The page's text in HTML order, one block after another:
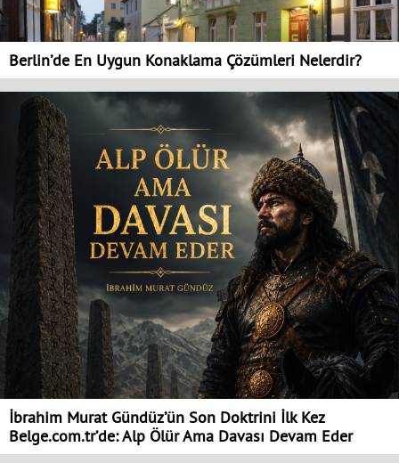
Berlin’de En Uygun Konaklama Çözümleri Nelerdir?
İbrahim Murat Gündüz’ün Son Doktrini İlk Kez
Belge.com.tr’de: Alp Ölür Ama Davası Devam Eder